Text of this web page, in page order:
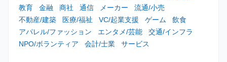
教育
金融 商社 通信 メーカー
流通/小売
不動産/建築
医療/福祉 VC/起業支援 ゲーム
飲食
アパレル/ファッション
エンタメ/芸能
交通/インフラ
NPO/ボランティア
会計/士業 サービス